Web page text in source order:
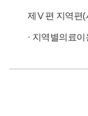
제Ⅴ편 지역편(
· 지역별의료